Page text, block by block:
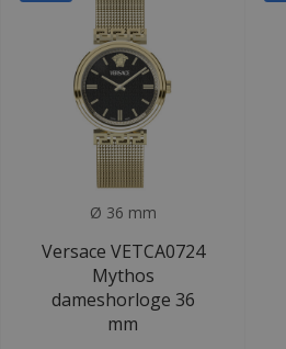
Ø 36 mm
Versace VETCA0724
Mythos
dameshorloge 36
mm